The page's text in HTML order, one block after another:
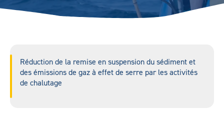
Réduction de la remise en suspension du sédiment et
des émissions de gaz à effet de serre par les activités
de chalutage